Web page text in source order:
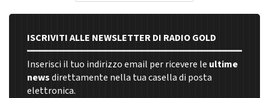
ISCRIVITI ALLE NEWSLETTER DI RADIO GOLD
Inserisci il tuo indirizzo email per ricevere le ultime
newsdirettamente nella tua casella di posta
elettronica.